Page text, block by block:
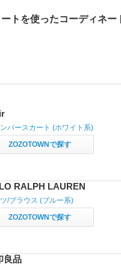
パースカート (ホワイト系)
ZOZOTOWNで探す
RALPH LAUREN
/ブラウス (ブルー系)
ZOZOTOWNで探す
良品
トを使ったコーディネー